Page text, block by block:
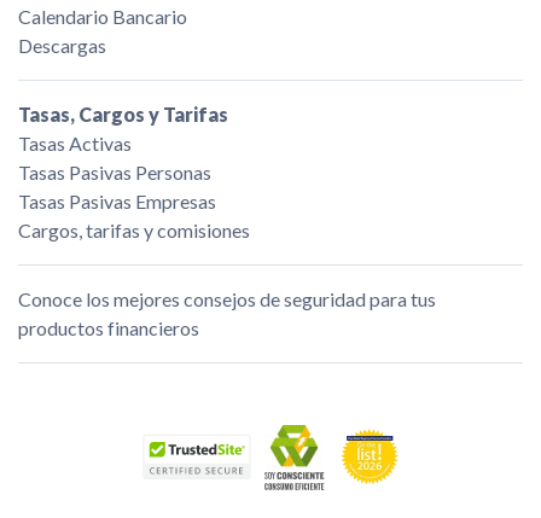
Calendario Bancario
Descargas
Tasas, Cargos y Tarifas
Tasas Activas
Tasas Pasivas Personas
Tasas Pasivas Empresas
Cargos, tarifas y comisiones
Conoce los mejores consejos de seguridad para tus
productos financieros